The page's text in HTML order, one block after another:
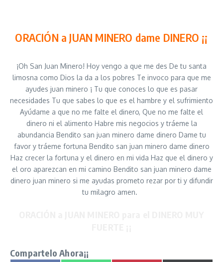
ORACIÓN a JUAN MINERO dame DINERO ¡¡
¡Oh San Juan Minero! Hoy vengo a que me des De tu santa
limosna como Dios la da a los pobres Te invoco para que me
ayudes juan minero ¡ Tu que conoces lo que es pasar
necesidades Tu que sabes lo que es el hambre y el sufrimiento
Ayúdame a que no me falte el dinero, Que no me falte el
dinero ni el alimento Habre mis negocios y tráeme la
abundancia Bendito san juan minero dame dinero Dame tu
favor y tráeme fortuna Bendito san juan minero dame dinero
Haz crecer la fortuna y el dinero en mi vida Haz que el dinero y
el oro aparezcan en mi camino Bendito san juan minero dame
dinero juan minero si me ayudas prometo rezar por ti y difundir
tu milagro amen.
Compartelo Ahora¡¡